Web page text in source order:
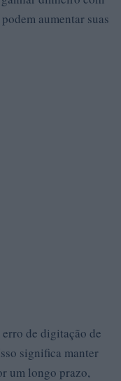
aumentar suas
de digitação de
significa manter
um longo prazo,